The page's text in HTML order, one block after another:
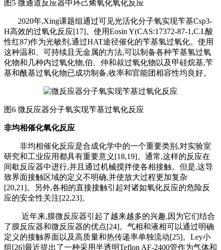
图5 微通道反应器中环己烯氧化氧化反应
2020年,Xing课题组通过可见光活化分子氧实现苄基Csp3-
H高效的过氧化反应[17]。使用Eosin Y(CAS:17372-87-1,C.I.酸
性红87)作为光敏剂,通过HAT途径催化的苄基氢过氧化。使用
这种温和、可持续且无金属的方法,可以制备各种苄基氢过氧
化物和几种内过氧化物,伯、仲和叔过氧化物以及甲硅烷基,苄
基和酰基过氧化物已成功制备,收率和官能团相容性均良好。
图6 微反应器分子氧实现苄基过氧化反应
非均相催化氧化反应
非均相催化反应是合成化学中的一个重要类别 ,对实验室
研究和工业应用都具有重要意义[18,19]。通常,这样的反应在
间歇反应器中进行,并且通过机械搅拌使各相接触。但是,这导
致界面接触区域的定义不明确,并使放大过程更加复杂
[20,21]。另外,各相的直接接触引起对诸如氧化反应的危险反
应的安全性关注[22,23]。
近年来,膜微反应器引起了越来越多的兴趣,因为它们结合
了膜反应器和微反应器的优点[24]。气相和液相可以通过明确
定义的接触界面以及高质量和热传递率单独流动[25]。Ley小
组[26]最近提出了一种采用半透明Teflon AF-2400管作为气体和